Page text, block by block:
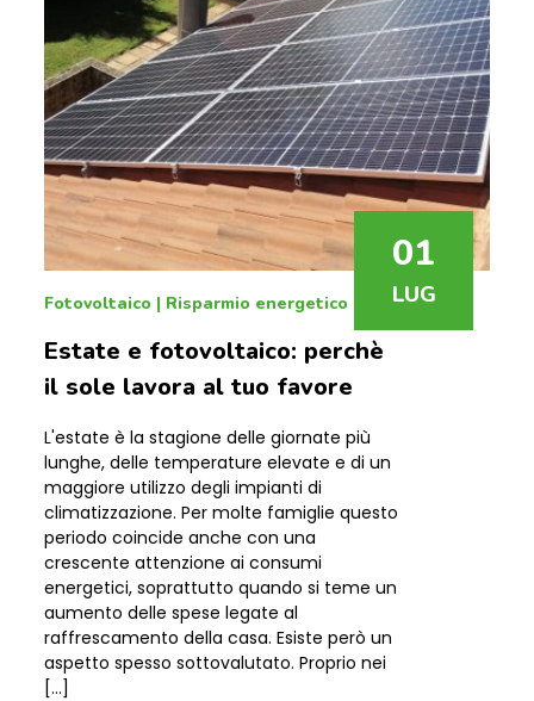
01
LUG
Fotovoltaico | Risparmio energetico
Estate e fotovoltaico: perchè
il sole lavora al tuo favore
L'estate è la stagione delle giornate più
lunghe, delle temperature elevate e di un
maggiore utilizzo degli impianti di
climatizzazione. Per molte famiglie questo
periodo coincide anche con una
crescente attenzione ai consumi
energetici, soprattutto quando si teme un
aumento delle spese legate al
raffrescamento della casa. Esiste però un
aspetto spesso sottovalutato. Proprio nei
[…]